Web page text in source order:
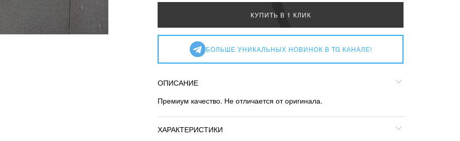
КУПИТЬ В 1 КЛИК
БОЛЬШЕ УНИКАЛЬНЫХ НОВИНОК В TG КАНАЛЕ!
ОПИСАНИЕ
Премиум качество. Не отличается от оригинала.
ХАРАКТЕРИСТИКИ